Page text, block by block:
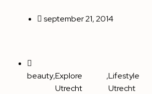
september 21, 2014
beauty,Explore
Utrecht
,Lifestyle
Utrecht